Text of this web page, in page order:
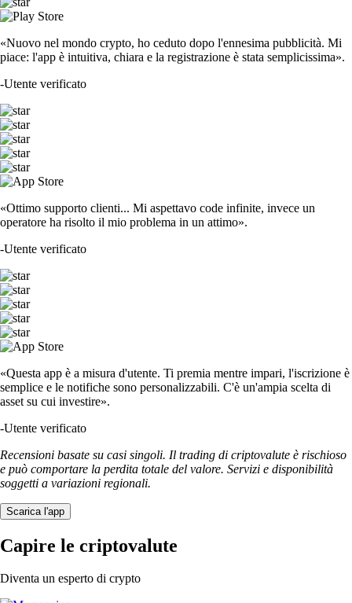
«Nuovo nel mondo crypto, ho ceduto dopo l'ennesima pubblicità. Mi
piace: l'app è intuitiva, chiara e la registrazione è stata semplicissima».
-Utente verificato
«Ottimo supporto clienti... Mi aspettavo code infinite, invece un
operatore ha risolto il mio problema in un attimo».
-Utente verificato
«Questa app è a misura d'utente. Ti premia mentre impari, l'iscrizione è
semplice e le notifiche sono personalizzabili. C'è un'ampia scelta di
asset su cui investire».
-Utente verificato
Recensioni basate su casi singoli. Il trading di criptovalute è rischioso
e può comportare la perdita totale del valore. Servizi e disponibilità
soggetti a variazioni regionali.
Scarica l'app
Capire le criptovalute
Diventa un esperto di crypto